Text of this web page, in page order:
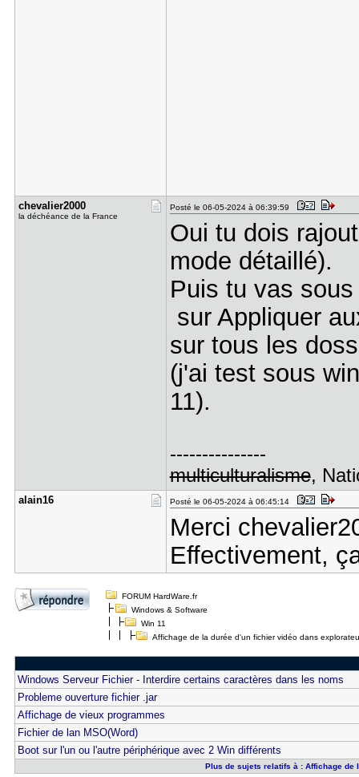
chevalier2​000
la déchéance de la France
Posté le 06-05-2024 à 06:39:59
Oui tu dois
mode détaillé).
Puis tu vas
sur Appliquer
sur tous les
(j'ai test sous
11).
---------------
multiculturalisme,
alain16 Posté le 06-05-2024 à 06:45:14
Merci
Effectivement,
FORUM HardWare.fr
Windows & Software
Win 11
Affichage de la durée d'un fichier vidéo dans
Windows Serveur Fichier - Interdire certains caractères dans les noms
Probleme ouverture fichier .jar
Affichage de vieux programmes
Fichier de lan MSO(Word)
Boot sur l'un ou l'autre périphérique avec 2 Win différents
Plus de sujets relatifs à : Affichage de